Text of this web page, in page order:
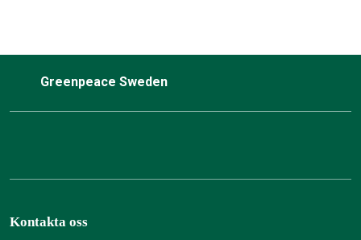
Greenpeace Sweden
Kontakta oss